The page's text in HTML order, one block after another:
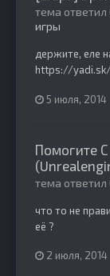
тема ответил
игры
держите, еле
https://yadi.sk/
5 июля, 2014
Помогите
тема ответил
что то не
её ?
2 июля, 2014